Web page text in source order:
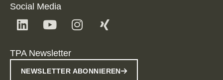
Social Media
TPA Newsletter
NEWSLETTER ABONNIEREN